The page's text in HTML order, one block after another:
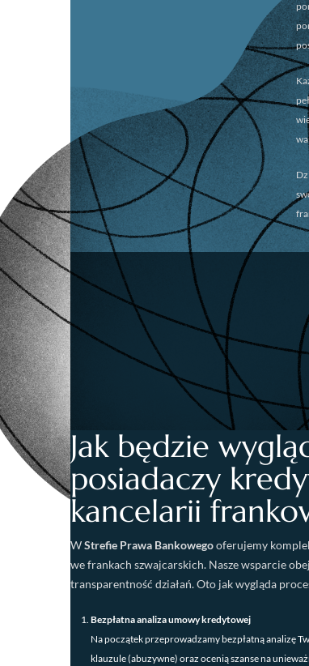
Jak będzie
posiadaczy
kancelarii
WStrefie Prawa Bankowegooferujemy
we frankach szwajcarskich. Nasze wsparcie
transparentność działań. Oto jak wygląda
Bezpłatna analiza umowy kredytowej
Na początek przeprowadzamy bezpłatną analizę
klauzule (abuzywne) oraz ocenią szanse na